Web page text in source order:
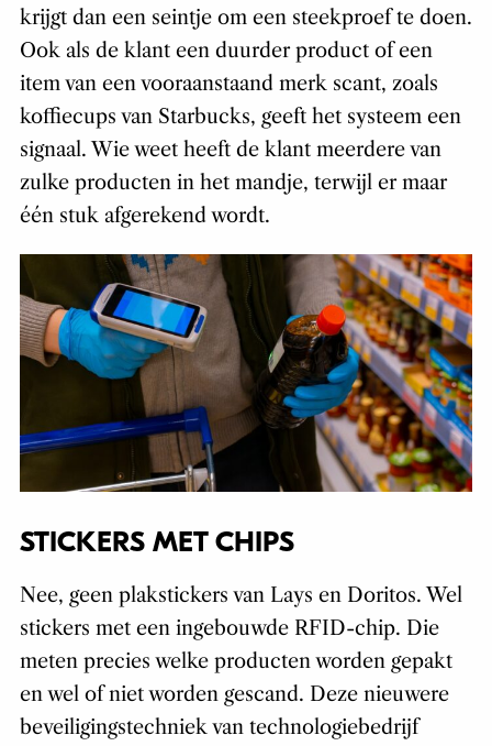
krijgt dan een seintje om een steekproef te doen.
Ook als de klant een duurder product of een
item van een vooraanstaand merk scant, zoals
koffiecups van Starbucks, geeft het systeem een
signaal. Wie weet heeft de klant meerdere van
zulke producten in het mandje, terwijl er maar
één stuk afgerekend wordt.
STICKERS MET CHIPS
Nee, geen plakstickers van Lays en Doritos. Wel
stickers met een ingebouwde RFID-chip. Die
meten precies welke producten worden gepakt
en wel of niet worden gescand. Deze nieuwere
beveiligingstechniek van technologiebedrijf